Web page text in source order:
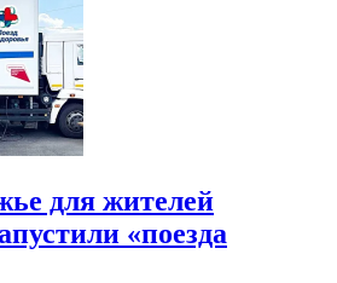
для жителей
«поезда